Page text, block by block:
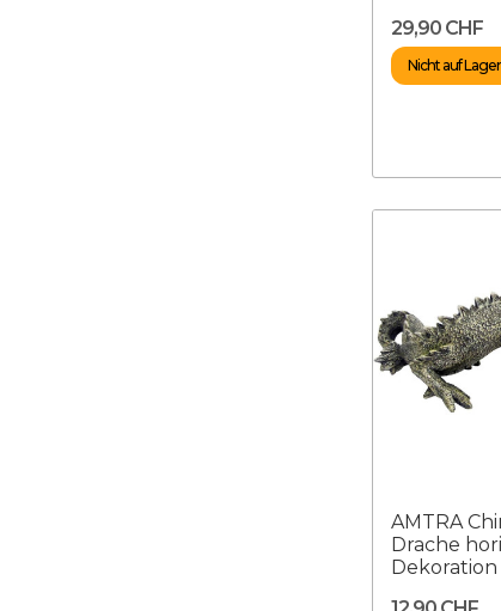
29,90 CHF
Nicht auf Lager
AMTRA
Drache
Dekoration